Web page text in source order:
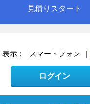
見積りスタート
表示： スマートフォン |
ログイン